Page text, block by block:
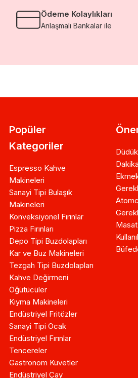
Ödeme Kolaylıkları
Anlaşmalı Bankalar ile
Popüler
Kategoriler
Espresso Kahve
Makineleri
Sanayi Tipi Bulaşık
Makineleri
Konveksiyonel Fırınlar
Pizza Fırınları
Depo Tipi Buzdolapları
Kar ve Buz Makineleri
Tezgah Tipi Buzdolapları
Kahve Değirmeni
Öğütücüler
Kıyma Makineleri
Endüstriyel Fritözler
Sanayi Tipi Ocak
Endüstriyel Fırınlar
Tencereler
Gastronom Küvetler
Endüstriyel Çay
Masat